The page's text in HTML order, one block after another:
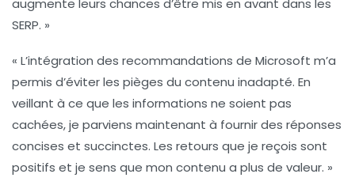
augmente leurs chances d’être mis en avant dans les
SERP. »
« L’intégration des recommandations de Microsoft m’a
permis d’éviter les pièges du contenu inadapté. En
veillant à ce que les informations ne soient pas
cachées, je parviens maintenant à fournir des réponses
concises et succinctes. Les retours que je reçois sont
positifs et je sens que mon contenu a plus de valeur. »